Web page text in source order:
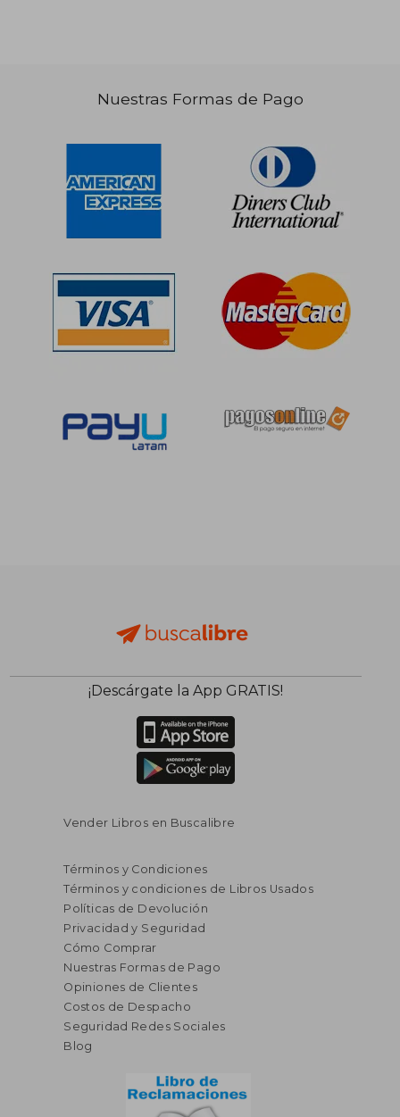
55%
dcto.
S/ 137,28
Nuestras Formas de Pago
¡Descárgate la App GRATIS!
Vender Libros en Buscalibre
Términos y Condiciones
Términos y condiciones de Libros Usados
Políticas de Devolución
Privacidad y Seguridad
Cómo Comprar
Nuestras Formas de Pago
Opiniones de Clientes
Costos de Despacho
Seguridad Redes Sociales
Blog